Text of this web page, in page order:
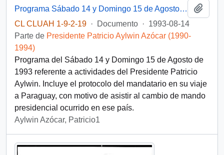
Programa Sábado 14 y Domingo 15 de Agosto de 1993.
CL CLUAH 1-9-2-19 · Documento · 1993-08-14
Parte de Presidente Patricio Aylwin Azócar (1990-
1994)
Programa del Sábado 14 y Domingo 15 de Agosto de
1993 referente a actividades del Presidente Patricio
Aylwin. Incluye el protocolo del mandatario en su viaje
a Paraguay, con motivo de asistir al cambio de mando
presidencial ocurrido en ese país.
Aylwin Azócar, Patricio1